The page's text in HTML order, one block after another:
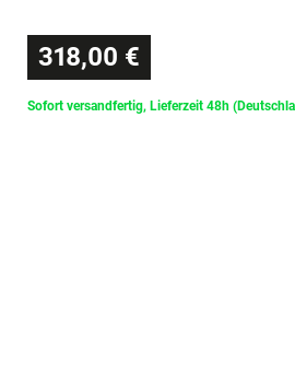
318,00 €
Sofort versandfertig, Lieferzeit 48h